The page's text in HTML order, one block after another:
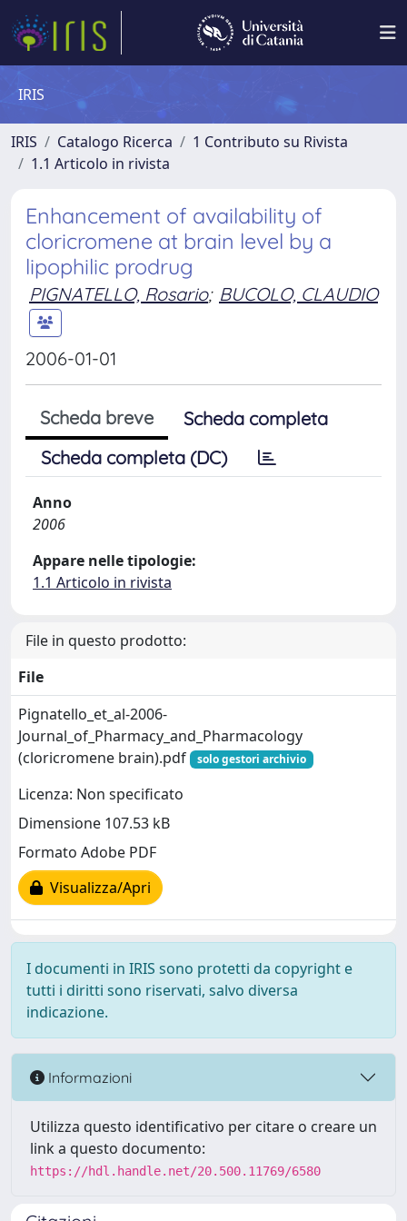
IRIS
IRIS Catalogo Ricerca
1 Contributo su Rivista
1.1 Articolo in rivista
Enhancement of availability of
cloricromene at brain level by a
lipophilic prodrug
PIGNATELLO, Rosario; BUCOLO, CLAUDIO
2006-01-01
Scheda breve
Scheda completa
Scheda completa (DC)
Anno
2006
Appare nelle tipologie:
1.1 Articolo in rivista
File in questo prodotto:
File
Pignatello_et_al-2006-
Journal_of_Pharmacy_and_Pharmacology
(cloricromene brain).pdf
solo gestori archivio
Licenza: Non specificato
Dimensione 107.53 kB
Formato Adobe PDF
Visualizza/Apri
I documenti in IRIS sono protetti da copyright e
tutti i diritti sono riservati, salvo diversa
indicazione.
Informazioni
Utilizza questo identificativo per citare o creare un
link a questo documento:
https://hdl.handle.net/20.500.11769/6580